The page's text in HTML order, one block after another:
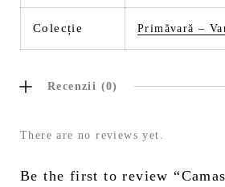
Colecție Primăvară –
Recenzii (0)
There are no reviews yet.
Be the first to review